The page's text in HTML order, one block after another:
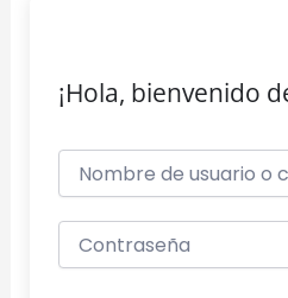
¡Hola, bienvenido